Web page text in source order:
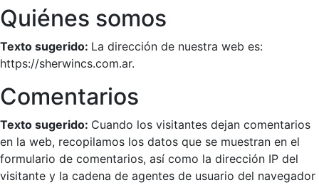
Quiénes somos
Texto sugerido: La dirección de nuestra web es:
https://sherwincs.com.ar.
Comentarios
Texto sugerido: Cuando los visitantes dejan comentarios
en la web, recopilamos los datos que se muestran en el
formulario de comentarios, así como la dirección IP del
visitante y la cadena de agentes de usuario del navegador